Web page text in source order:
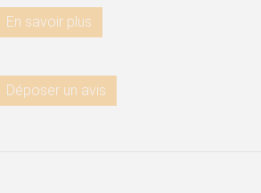
En savoir plus
Déposer un avis